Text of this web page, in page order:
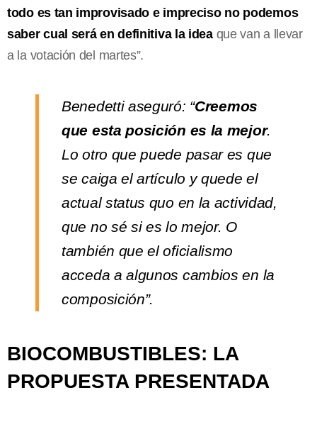
todo es tan improvisado e impreciso no podemos
saber cual será en definitiva la ideaque van a llevar
a la votación del martes”.
Benedetti aseguró: “Creemos
que esta posición es la mejor.
Lo otro que puede pasar es que
se caiga el artículo y quede el
actual status quo en la actividad,
que no sé si es lo mejor. O
también que el oficialismo
acceda a algunos cambios en la
composición”.
BIOCOMBUSTIBLES: LA
PROPUESTA PRESENTADA